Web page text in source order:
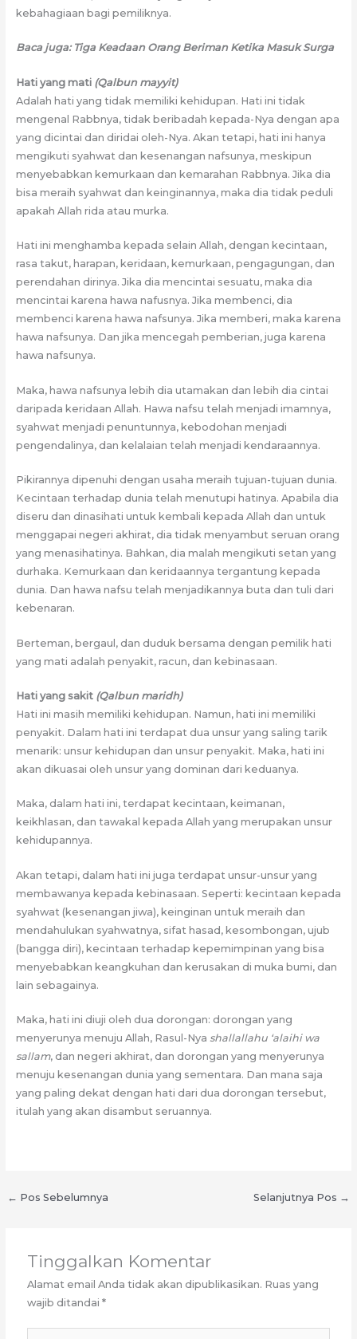
kebahagiaan bagi pemiliknya.
Baca juga: Tiga Keadaan Orang Beriman Ketika Masuk Surga
Hati yang mati (Qalbun mayyit)
Adalah hati yang tidak memiliki kehidupan. Hati ini tidak
mengenal Rabbnya, tidak beribadah kepada-Nya dengan apa
yang dicintai dan diridai oleh-Nya. Akan tetapi, hati ini hanya
mengikuti syahwat dan kesenangan nafsunya, meskipun
menyebabkan kemurkaan dan kemarahan Rabbnya. Jika dia
bisa meraih syahwat dan keinginannya, maka dia tidak peduli
apakah Allah rida atau murka.
Hati ini menghamba kepada selain Allah, dengan kecintaan,
rasa takut, harapan, keridaan, kemurkaan, pengagungan, dan
perendahan dirinya. Jika dia mencintai sesuatu, maka dia
mencintai karena hawa nafusnya. Jika membenci, dia
membenci karena hawa nafsunya. Jika memberi, maka karena
hawa nafsunya. Dan jika mencegah pemberian, juga karena
hawa nafsunya.
Maka, hawa nafsunya lebih dia utamakan dan lebih dia cintai
daripada keridaan Allah. Hawa nafsu telah menjadi imamnya,
syahwat menjadi penuntunnya, kebodohan menjadi
pengendalinya, dan kelalaian telah menjadi kendaraannya.
Pikirannya dipenuhi dengan usaha meraih tujuan-tujuan dunia.
Kecintaan terhadap dunia telah menutupi hatinya. Apabila dia
diseru dan dinasihati untuk kembali kepada Allah dan untuk
menggapai negeri akhirat, dia tidak menyambut seruan orang
yang menasihatinya. Bahkan, dia malah mengikuti setan yang
durhaka. Kemurkaan dan keridaannya tergantung kepada
dunia. Dan hawa nafsu telah menjadikannya buta dan tuli dari
kebenaran.
Berteman, bergaul, dan duduk bersama dengan pemilik hati
yang mati adalah penyakit, racun, dan kebinasaan.
Hati yang sakit (Qalbun maridh)
Hati ini masih memiliki kehidupan. Namun, hati ini memiliki
penyakit. Dalam hati ini terdapat dua unsur yang saling tarik
menarik: unsur kehidupan dan unsur penyakit. Maka, hati ini
akan dikuasai oleh unsur yang dominan dari keduanya.
Maka, dalam hati ini, terdapat kecintaan, keimanan,
keikhlasan, dan tawakal kepada Allah yang merupakan unsur
kehidupannya.
Akan tetapi, dalam hati ini juga terdapat unsur-unsur yang
membawanya kepada kebinasaan. Seperti: kecintaan kepada
syahwat (kesenangan jiwa), keinginan untuk meraih dan
mendahulukan syahwatnya, sifat hasad, kesombongan, ujub
(bangga diri), kecintaan terhadap kepemimpinan yang bisa
menyebabkan keangkuhan dan kerusakan di muka bumi, dan
lain sebagainya.
Maka, hati ini diuji oleh dua dorongan: dorongan yang
menyerunya menuju Allah, Rasul-Nya shallallahu ‘alaihi wa
sallam, dan negeri akhirat, dan dorongan yang menyerunya
menuju kesenangan dunia yang sementara. Dan mana saja
yang paling dekat dengan hati dari dua dorongan tersebut,
itulah yang akan disambut seruannya.
← Pos Sebelumnya Selanjutnya Pos →
Tinggalkan Komentar
Alamat email Anda tidak akan dipublikasikan. Ruas yang
wajib ditandai*